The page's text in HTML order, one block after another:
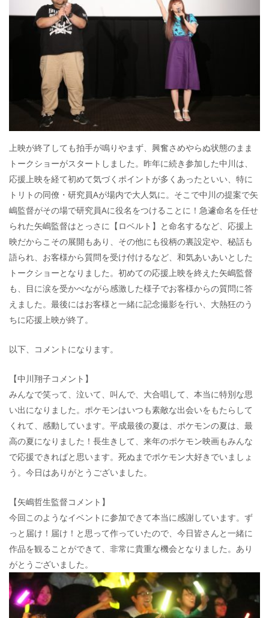
上映が終了しても拍手が鳴りやまず、興奮さめやらぬ状態のまま
トークショーがスタートしました。昨年に続き参加した中川は、
応援上映を経て初めて気づくポイントが多くあったといい、特に
トリトの同僚・研究員Aが場内で大人気に。そこで中川の提案で矢
嶋監督がその場で研究員Aに役名をつけることに！急遽命名を任せ
られた矢嶋監督はとっさに【ロベルト】と命名するなど、応援上
映だからこその展開もあり、その他にも役柄の裏設定や、秘話も
語られ、お客様から質問を受け付けるなど、和気あいあいとした
トークショーとなりました。初めての応援上映を終えた矢嶋監督
も、目に涙を受かべながら感激した様子でお客様からの質問に答
えました。最後にはお客様と一緒に記念撮影を行い、大熱狂のう
ちに応援上映が終了。
以下、コメントになります。
【中川翔子コメント】
みんなで笑って、泣いて、叫んで、大合唱して、本当に特別な思
い出になりました。ポケモンはいつも素敵な出会いをもたらして
くれて、感動しています。平成最後の夏は、ポケモンの夏は、最
高の夏になりました！長生きして、来年のポケモン映画もみんな
で応援できればと思います。死ぬまでポケモン大好きでいましょ
う。今日はありがとうございました。
【矢嶋哲生監督コメント】
今回このようなイベントに参加できて本当に感謝しています。ず
っと届け！届け！と思って作っていたので、今日皆さんと一緒に
作品を観ることができて、非常に貴重な機会となりました。あり
がとうございました。